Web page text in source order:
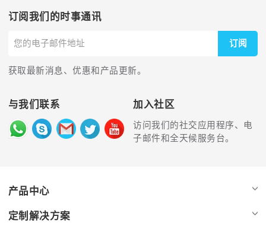
订阅我们的时事通讯
订阅
获取最新消息、优惠和产品更新。
与我们联系 加入社区
访问我们的社交应用程序、电
子邮件和全天候服务台。
产品中心
定制解决方案